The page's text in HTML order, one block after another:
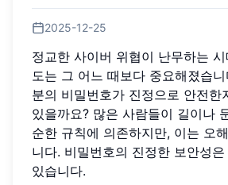
2025-12-25
정교한 사이버 위협이 난무하는
도는 그 어느 때보다 중요해졌습
분의 비밀번호가 진정으로 안전한
있을까요? 많은 사람들이 길이나
순한 규칙에 의존하지만, 이는 오
니다. 비밀번호의 진정한 보안성
있습니다.